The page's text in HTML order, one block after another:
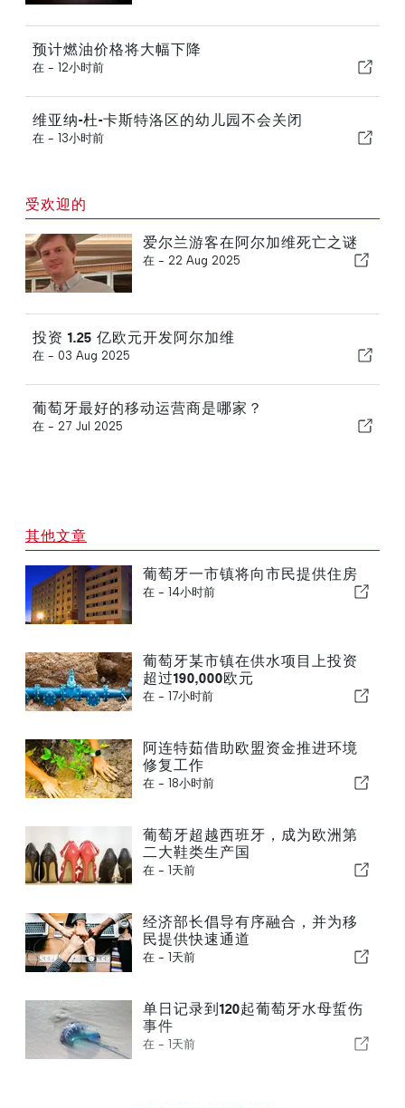
预计燃油价格将大幅下降
在 - 12小时前
维亚纳-杜-卡斯特洛区的幼儿园不会关闭
在 - 13小时前
受欢迎的
爱尔兰游客在阿尔加维死亡之谜
在 - 22 Aug 2025
投资 1.25 亿欧元开发阿尔加维
在 - 03 Aug 2025
葡萄牙最好的移动运营商是哪家？
在 - 27 Jul 2025
其他文章
葡萄牙一市镇将向市民提供住房
在 - 14小时前
葡萄牙某市镇在供水项目上投资
超过190,000欧元
在 - 17小时前
阿连特茹借助欧盟资金推进环境
修复工作
在 - 18小时前
葡萄牙超越西班牙，成为欧洲第
二大鞋类生产国
在 - 1天前
经济部长倡导有序融合，并为移
民提供快速通道
在 - 1天前
单日记录到120起葡萄牙水母蜇伤
事件
在 - 1天前